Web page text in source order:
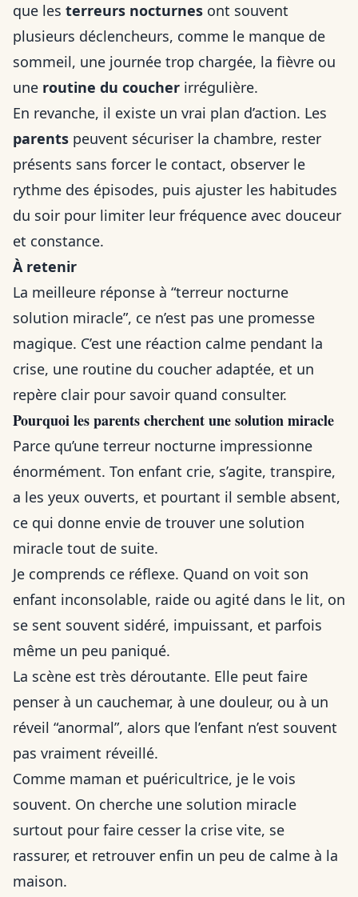
que les terreurs nocturnes ont souvent
plusieurs déclencheurs, comme le manque de
sommeil, une journée trop chargée, la fièvre ou
une routine du coucher irrégulière.
En revanche, il existe un vrai plan d’action. Les
parents peuvent sécuriser la chambre, rester
présents sans forcer le contact, observer le
rythme des épisodes, puis ajuster les habitudes
du soir pour limiter leur fréquence avec douceur
et constance.
À retenir
La meilleure réponse à “terreur nocturne
solution miracle”, ce n’est pas une promesse
magique. C’est une réaction calme pendant la
crise, une routine du coucher adaptée, et un
repère clair pour savoir quand consulter.
Pourquoi les parents cherchent une solution miracle
Parce qu’une terreur nocturne impressionne
énormément. Ton enfant crie, s’agite, transpire,
a les yeux ouverts, et pourtant il semble absent,
ce qui donne envie de trouver une solution
miracle tout de suite.
Je comprends ce réflexe. Quand on voit son
enfant inconsolable, raide ou agité dans le lit, on
se sent souvent sidéré, impuissant, et parfois
même un peu paniqué.
La scène est très déroutante. Elle peut faire
penser à un cauchemar, à une douleur, ou à un
réveil “anormal”, alors que l’enfant n’est souvent
pas vraiment réveillé.
Comme maman et puéricultrice, je le vois
souvent. On cherche une solution miracle
surtout pour faire cesser la crise vite, se
rassurer, et retrouver enfin un peu de calme à la
maison.